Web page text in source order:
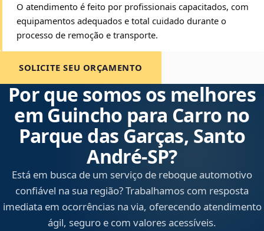
O atendimento é feito por profissionais capacitados, com
equipamentos adequados e total cuidado durante o
processo de remoção e transporte.
SOLICITE SEU ORÇAMENTO
Por que somos os melhores
em Guincho para Carro no
Parque das Garças, Santo
André‑SP?
Está em busca de um serviço de reboque automotivo
confiável na sua região? Trabalhamos com resposta
imediata em ocorrências na via, oferecendo atendimento
ágil, seguro e com valores acessíveis.